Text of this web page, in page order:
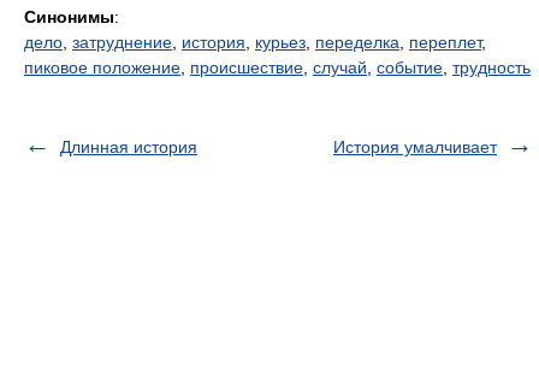
Синонимы:
дело затруднение история курьез переделка переплет,
пиковое положение происшествие случай событие трудность
Длинная история История умалчивает